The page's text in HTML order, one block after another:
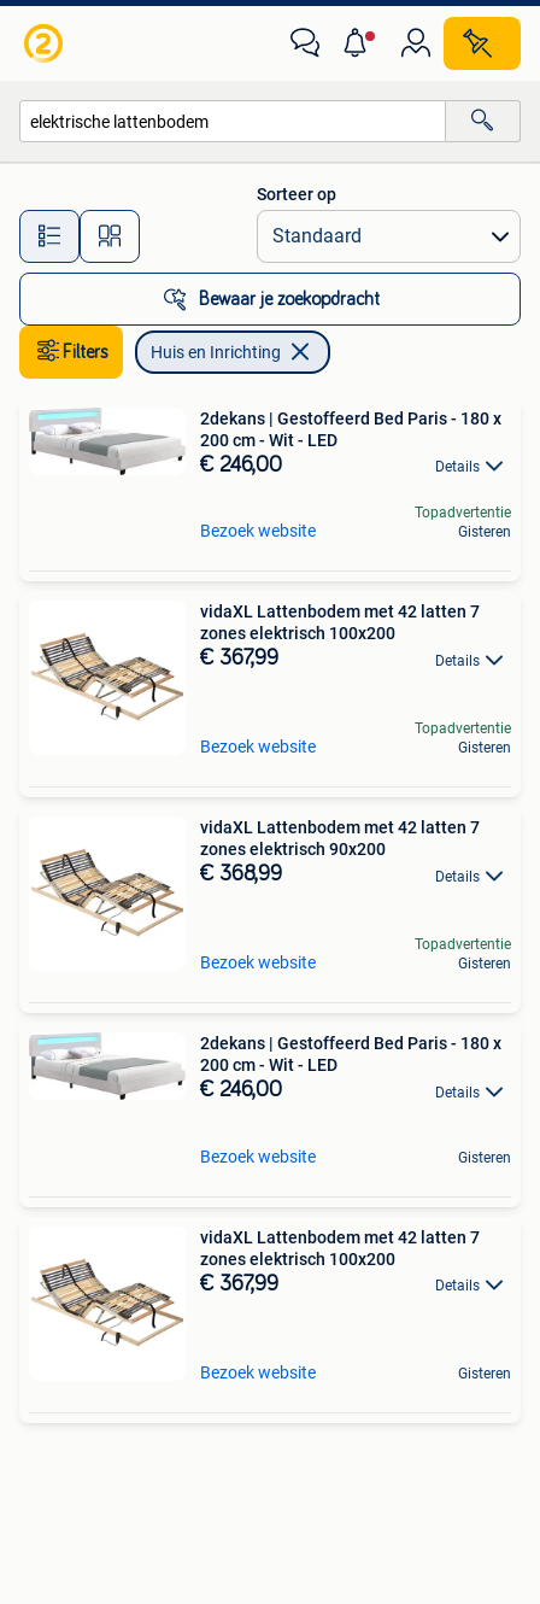
Alle afstanden…
Sorteer op
Bewaar je zoekopdracht
Filters Huis en Inrichting
2dekans | Gestoffeerd Bed Paris - 180 x
200 cm - Wit - LED
€ 246,00 Details
Bezoek website
Topadvertentie
Gisteren
vidaXL Lattenbodem met 42 latten 7
zones elektrisch 100x200
€ 367,99 Details
Bezoek website
Topadvertentie
Gisteren
vidaXL Lattenbodem met 42 latten 7
zones elektrisch 90x200
€ 368,99 Details
Bezoek website
Topadvertentie
Gisteren
2dekans | Gestoffeerd Bed Paris - 180 x
200 cm - Wit - LED
€ 246,00 Details
Bezoek website Gisteren
vidaXL Lattenbodem met 42 latten 7
zones elektrisch 100x200
€ 367,99 Details
Bezoek website Gisteren